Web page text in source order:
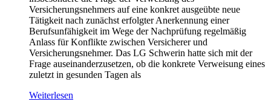
Versicherungsnehmers auf eine konkret ausgeübte neue
Tätigkeit nach zunächst erfolgter Anerkennung einer
Berufsunfähigkeit im Wege der Nachprüfung regelmäßig
Anlass für Konflikte zwischen Versicherer und
Versicherungsnehmer. Das LG Schwerin hatte sich mit der
Frage auseinanderzusetzen, ob die konkrete Verweisung eines
zuletzt in gesunden Tagen als
Weiterlesen